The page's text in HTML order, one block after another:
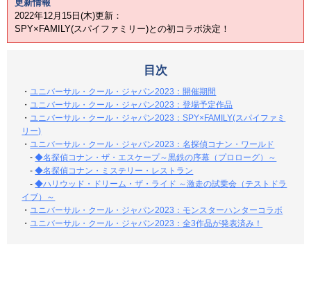
更新情報
2022年12月15日(木)更新：
SPY×FAMILY(スパイファミリー)との初コラボ決定！
目次
・ユニバーサル・クール・ジャパン2023：開催期間
・ユニバーサル・クール・ジャパン2023：登場予定作品
・ユニバーサル・クール・ジャパン2023：SPY×FAMILY(スパイファミ
リー)
・ユニバーサル・クール・ジャパン2023：名探偵コナン・ワールド
-◆名探偵コナン・ザ・エスケープ～黒鉄の序幕（プロローグ）～
-◆名探偵コナン・ミステリー・レストラン
-◆ハリウッド・ドリーム・ザ・ライド ～激走の試乗会（テストドラ
イブ）～
・ユニバーサル・クール・ジャパン2023：モンスターハンターコラボ
・ユニバーサル・クール・ジャパン2023：全3作品が発表済み！